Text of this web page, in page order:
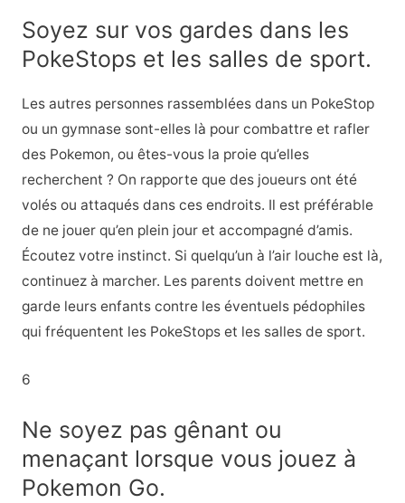
Soyez sur vos gardes dans les
PokeStops et les salles de sport.
Les autres personnes rassemblées dans un PokeStop
ou un gymnase sont-elles là pour combattre et rafler
des Pokemon, ou êtes-vous la proie qu’elles
recherchent ? On rapporte que des joueurs ont été
volés ou attaqués dans ces endroits. Il est préférable
de ne jouer qu’en plein jour et accompagné d’amis.
Écoutez votre instinct. Si quelqu’un à l’air louche est là,
continuez à marcher. Les parents doivent mettre en
garde leurs enfants contre les éventuels pédophiles
qui fréquentent les PokeStops et les salles de sport.
6
Ne soyez pas gênant ou
menaçant lorsque vous jouez à
Pokemon Go.